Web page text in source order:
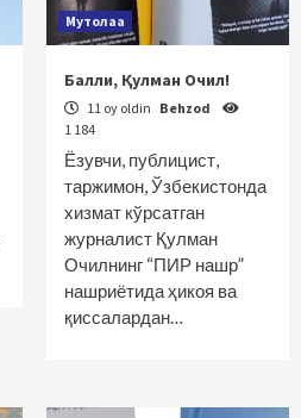
Мутолаа
Балли, Қулман Очил!
11 oy oldin Behzod
1 184
Ёзувчи, публицист,
таржимон, Ўзбекистонда
хизмат кўрсатган
журналист Қулман
Очилнинг “ПИР нашр”
нашриётида ҳикоя ва
қиссалардан…